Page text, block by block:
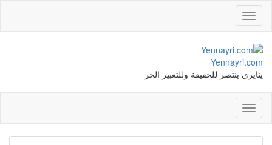
Toggle
navigation
Yennayri.com
ينايري ينتصر للحقيقة وللتعبير الحر
Toggle
navigation